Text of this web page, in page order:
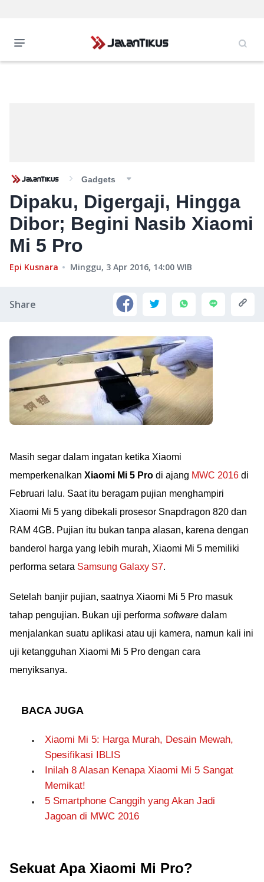
Gadgets
Dipaku, Digergaji, Hingga
Dibor; Begini Nasib Xiaomi
Mi 5 Pro
Epi Kusnara Minggu, 3 Apr 2016, 14:00 WIB
Share
Masih segar dalam ingatan ketika Xiaomi
memperkenalkan Xiaomi Mi 5 Pro di ajang MWC 2016 di
Februari lalu. Saat itu beragam pujian menghampiri
Xiaomi Mi 5 yang dibekali prosesor Snapdragon 820 dan
RAM 4GB. Pujian itu bukan tanpa alasan, karena dengan
banderol harga yang lebih murah, Xiaomi Mi 5 memiliki
performa setara Samsung Galaxy S7.
Setelah banjir pujian, saatnya Xiaomi Mi 5 Pro masuk
tahap pengujian. Bukan uji performa software dalam
menjalankan suatu aplikasi atau uji kamera, namun kali ini
uji ketangguhan Xiaomi Mi 5 Pro dengan cara
menyiksanya.
BACA JUGA
Xiaomi Mi 5: Harga Murah, Desain Mewah,
Spesifikasi IBLIS
Inilah 8 Alasan Kenapa Xiaomi Mi 5 Sangat
Memikat!
5 Smartphone Canggih yang Akan Jadi
Jagoan di MWC 2016
Sekuat Apa Xiaomi Mi Pro?